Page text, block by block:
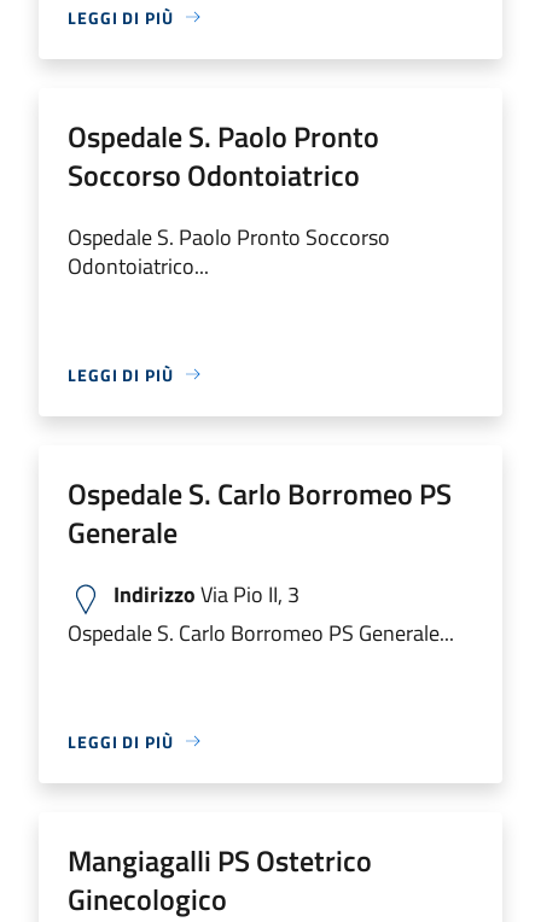
LEGGI DI PIÙ
Ospedale S. Paolo Pronto
Soccorso Odontoiatrico
Ospedale S. Paolo Pronto Soccorso
Odontoiatrico...
LEGGI DI PIÙ
Ospedale S. Carlo Borromeo PS
Generale
IndirizzoVia Pio II, 3
Ospedale S. Carlo Borromeo PS Generale...
LEGGI DI PIÙ
Mangiagalli PS Ostetrico
Ginecologico